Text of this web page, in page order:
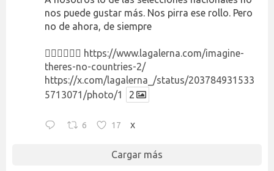
nos puede gustar más. Nos pirra ese rollo. Pero
no de ahora, de siempre
👉🏻👉🏻👉🏻 https://www.lagalerna.com/imagine-
theres-no-countries-2/
https://x.com/lagalerna_/status/203784931533
5713071/photo/1
2
6 17 X
Cargar más